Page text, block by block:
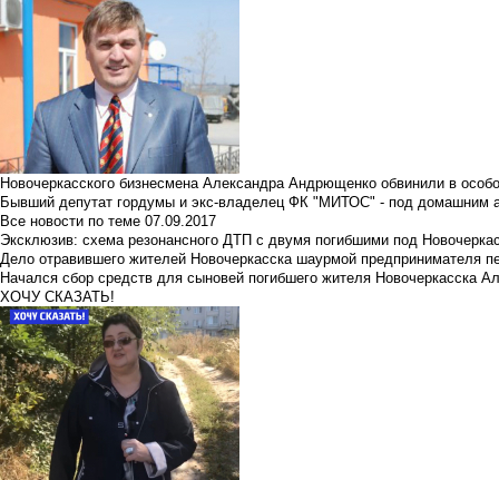
Новочеркасского бизнесмена Александра Андрющенко обвинили в
Бывший депутат гордумы и экс-владелец ФК "МИТОС" - под домашним
Все новости по теме 07.09.2017
Эксклюзив: схема резонансного ДТП с двумя погибшими под
Дело отравившего жителей Новочеркасска шаурмой предпринимателя
Начался сбор средств для сыновей погибшего жителя Новочеркасска
ХОЧУ СКАЗАТЬ!